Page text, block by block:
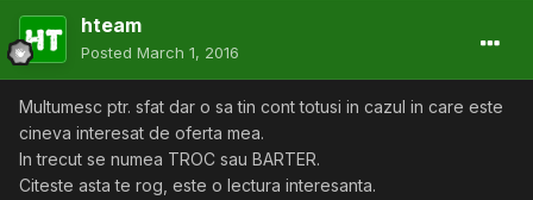
hteam
Posted March 1, 2016
Multumesc ptr. sfat dar o sa tin cont totusi in cazul in care este
cineva interesat de oferta mea.
In trecut se numea TROC sau BARTER.
Citeste asta te rog, este o lectura interesanta.